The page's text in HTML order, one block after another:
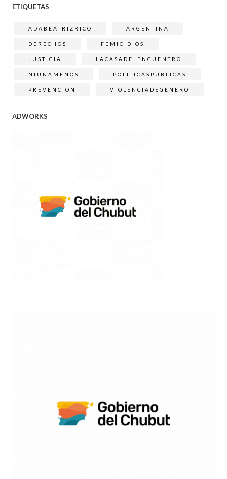
ETIQUETAS
ADABEATRIZRICO ARGENTINA
DERECHOS FEMICIDIOS
JUSTICIA LACASADELENCUENTRO
NIUNAMENOS POLITICASPUBLICAS
PREVENCION VIOLENCIADEGENERO
ADWORKS